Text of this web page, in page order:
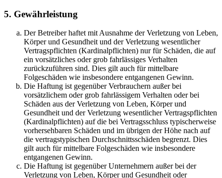
5. Gewährleistung
Der Betreiber haftet mit Ausnahme der Verletzung von Leben,
Körper und Gesundheit und der Verletzung wesentlicher
Vertragspflichten (Kardinalpflichten) nur für Schäden, die auf
ein vorsätzliches oder grob fahrlässiges Verhalten
zurückzuführen sind. Dies gilt auch für mittelbare
Folgeschäden wie insbesondere entgangenen Gewinn.
Die Haftung ist gegenüber Verbrauchern außer bei
vorsätzlichem oder grob fahrlässigem Verhalten oder bei
Schäden aus der Verletzung von Leben, Körper und
Gesundheit und der Verletzung wesentlicher Vertragspflichten
(Kardinalpflichten) auf die bei Vertragsschluss typischerweise
vorhersehbaren Schäden und im übrigen der Höhe nach auf
die vertragstypischen Durchschnittsschäden begrenzt. Dies
gilt auch für mittelbare Folgeschäden wie insbesondere
entgangenen Gewinn.
Die Haftung ist gegenüber Unternehmern außer bei der
Verletzung von Leben, Körper und Gesundheit oder